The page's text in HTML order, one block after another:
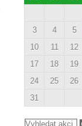
3
4 5
10
11 12
17
18 19
24
25 26
31